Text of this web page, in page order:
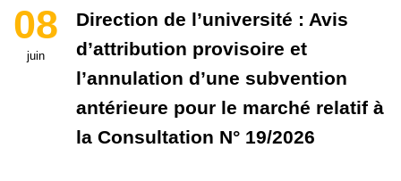
08
juin
Direction de l’université : Avis
d’attribution provisoire et
l’annulation d’une subvention
antérieure pour le marché relatif à
la Consultation N° 19/2026